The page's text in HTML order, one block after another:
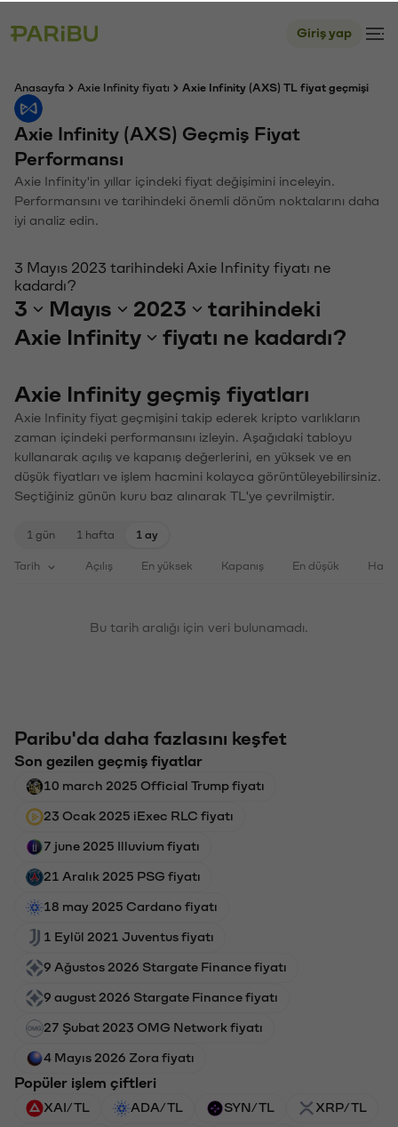
Giriş yap
Anasayfa Axie Infinity fiyatı Axie Infinity (AXS) TL fiyat geçmişi
Axie Infinity (AXS) Geçmiş Fiyat
Performansı
Axie Infinity'in yıllar içindeki fiyat değişimini inceleyin.
Performansını ve tarihindeki önemli dönüm noktalarını daha
iyi analiz edin.
3 Mayıs 2023 tarihindeki Axie Infinity fiyatı ne
kadardı?
3 Mayıs 2023
tarihindeki
Axie Infinity
fiyatı ne kadardı?
Axie Infinity geçmiş fiyatları
Axie Infinity fiyat geçmişini takip ederek kripto varlıkların
zaman içindeki performansını izleyin. Aşağıdaki tabloyu
kullanarak açılış ve kapanış değerlerini, en yüksek ve en
düşük fiyatları ve işlem hacmini kolayca görüntüleyebilirsiniz.
Seçtiğiniz günün kuru baz alınarak TL'ye çevrilmiştir.
1 gün 1 hafta 1 ay
Tarih Açılış En yüksek Kapanış En düşük
Bu tarih aralığı için veri bulunamadı.
Paribu'da daha fazlasını keşfet
Son gezilen geçmiş fiyatlar
10 march 2025 Official Trump fiyatı
23 Ocak 2025 iExec RLC fiyatı
7 june 2025 Illuvium fiyatı
21 Aralık 2025 PSG fiyatı
18 may 2025 Cardano fiyatı
1 Eylül 2021 Juventus fiyatı
9 Ağustos 2026 Stargate Finance fiyatı
9 august 2026 Stargate Finance fiyatı
27 Şubat 2023 OMG Network fiyatı
4 Mayıs 2026 Zora fiyatı
Popüler işlem çiftleri
XAI/TL ADA/TL SYN/TL XRP/TL